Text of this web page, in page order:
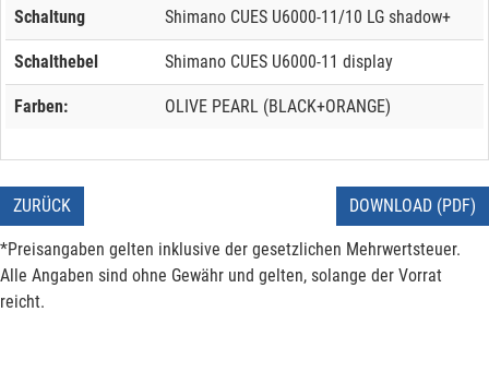
Schaltung Shimano CUES U6000-11/10 LG shadow+
Schalthebel Shimano CUES U6000-11 display
Farben: OLIVE PEARL (BLACK+ORANGE)
ZURÜCK DOWNLOAD (PDF)
*Preisangaben gelten inklusive der gesetzlichen Mehrwertsteuer.
Alle Angaben sind ohne Gewähr und gelten, solange der Vorrat
reicht.